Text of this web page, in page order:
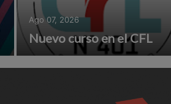
Ago 07, 2026
Nuevo curso en el CFL